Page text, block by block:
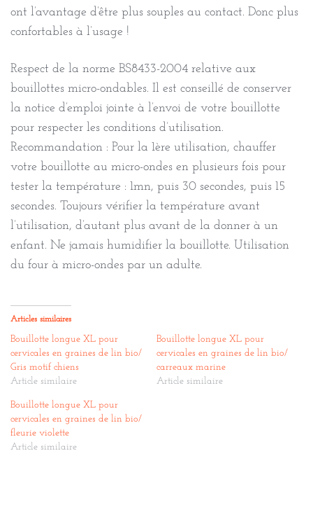
ont l’avantage d’être plus souples au contact. Donc plus
confortables à l’usage !
Respect de la norme BS8433-2004 relative aux
bouillottes micro-ondables. Il est conseillé de conserver
la notice d’emploi jointe à l’envoi de votre bouillotte
pour respecter les conditions d’utilisation.
Recommandation : Pour la 1ère utilisation, chauffer
votre bouillotte au micro-ondes en plusieurs fois pour
tester la température : 1mn, puis 30 secondes, puis 15
secondes. Toujours vérifier la température avant
l’utilisation, d’autant plus avant de la donner à un
enfant. Ne jamais humidifier la bouillotte. Utilisation
du four à micro-ondes par un adulte.
Articles similaires
Bouillotte longue XL pour
cervicales en graines de lin bio/
Gris motif chiens
Article similaire
Bouillotte longue XL pour
cervicales en graines de lin bio/
carreaux marine
Article similaire
Bouillotte longue XL pour
cervicales en graines de lin bio/
fleurie violette
Article similaire